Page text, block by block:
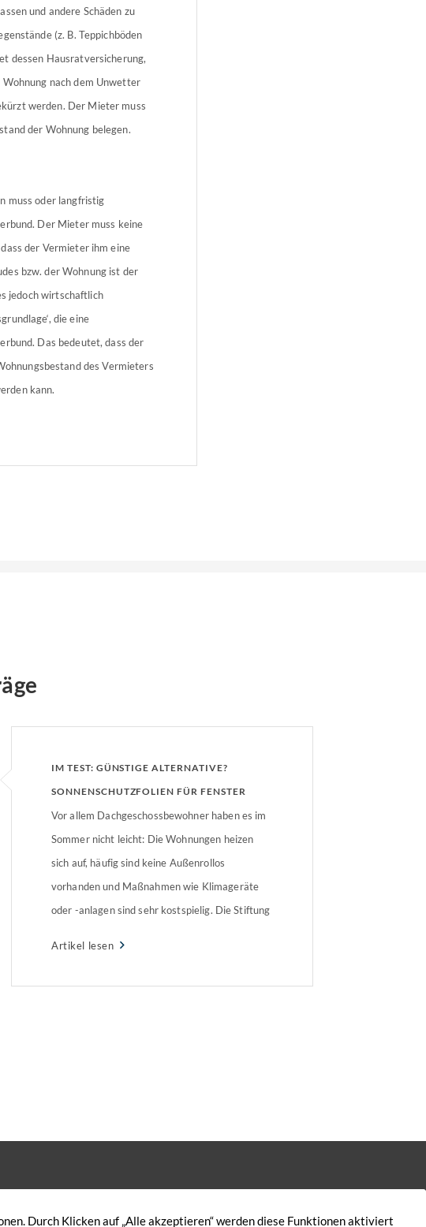
und andere Schäden zu
(z. B. Teppichböden
dessen Hausratversicherung,
nach dem Unwetter
werden. Der Mieter muss
der Wohnung belegen.
muss oder langfristig
Der Mieter muss keine
der Vermieter ihm eine
bzw. der Wohnung ist der
jedoch wirtschaftlich
die eine
Das bedeutet, dass der
des Vermieters
kann.
IM TEST: GÜNSTIGE ALTERNATIVE?
SONNENSCHUTZFOLIEN FÜR FENSTER
Vor allem Dachgeschossbewohner haben es im
Sommer nicht leicht: Die Wohnungen heizen
sich auf, häufig sind keine Außenrollos
vorhanden und Maßnahmen wie Klimageräte
oder -anlagen sind sehr kostspielig. Die Stiftung
Artikel lesen